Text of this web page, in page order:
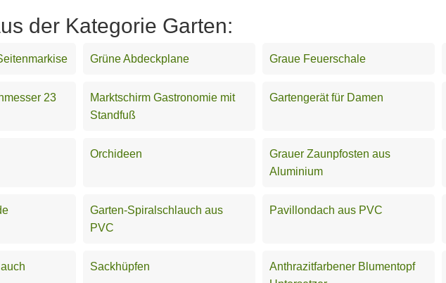
der Kategorie Garten:
Grüne Abdeckplane Graue Feuerschale
23
Marktschirm Gastronomie mit
Standfuß
Gartengerät für Damen
Orchideen
Grauer Zaunpfosten aus
Aluminium
Garten-Spiralschlauch aus
PVC
Pavillondach aus PVC
Sackhüpfen
Anthrazitfarbener Blumentopf